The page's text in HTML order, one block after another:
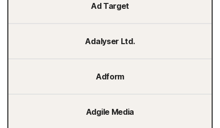
Ad Target
Adalyser Ltd.
Adform
Adgile Media